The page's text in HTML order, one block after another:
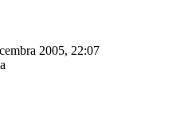
2005, 22:07